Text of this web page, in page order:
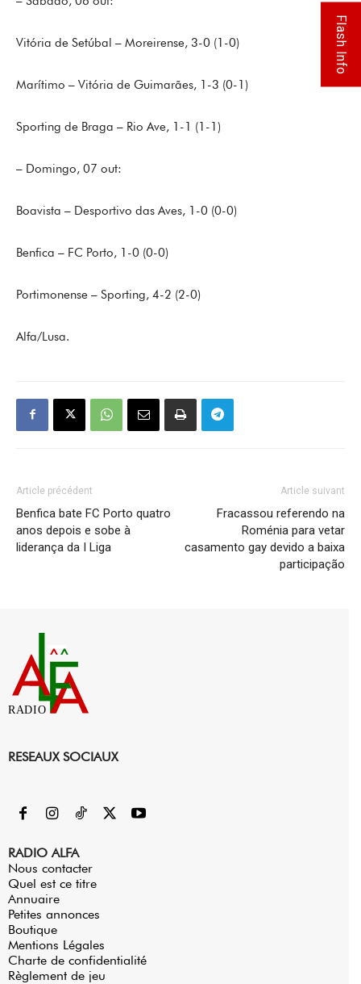
Vitória de Setúbal – Moreirense, 3-0 (1-0)
Marítimo – Vitória de Guimarães, 1-3 (0-1)
Sporting de Braga – Rio Ave, 1-1 (1-1)
– Domingo, 07 out:
Boavista – Desportivo das Aves, 1-0 (0-0)
Benfica – FC Porto, 1-0 (0-0)
Portimonense – Sporting, 4-2 (2-0)
Alfa/Lusa.
Article précédent
Benfica bate FC Porto quatro
anos depois e sobe à
liderança da I Liga
Article suivant
Fracassou referendo na
Roménia para vetar
casamento gay devido a baixa
participação
RADIO
RESEAUX SOCIAUX
RADIO ALFA
Nous contacter
Quel est ce titre
Annuaire
Petites annonces
Boutique
Mentions Légales
Charte de confidentialité
Règlement de jeu
Flash Info